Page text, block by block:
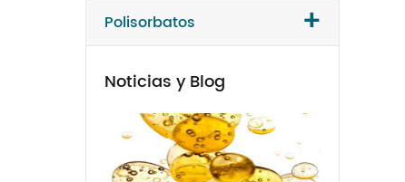
Polisorbatos +
Noticias y Blog